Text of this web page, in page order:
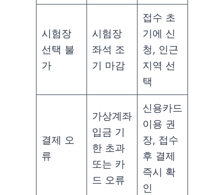
시험장
선택 불
가
시험장
좌석 조
기 마감
접수 초
기에 신
청, 인근
지역 선
택
결제 오
류
가상계좌
입금 기
한 초과
또는 카
드 오류
신용카드
이용 권
장, 접수
후 결제
즉시 확
인